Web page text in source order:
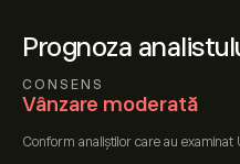
Prognoza
CONSENS
Vânzare moderată
Conform analiștilor care au examinat